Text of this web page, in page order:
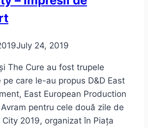
July 24, 2019
The Cure au fost trupele
pe care le-au propus D&D East
East European Production
pentru cele două zile de
City 2019, organizat în Piața